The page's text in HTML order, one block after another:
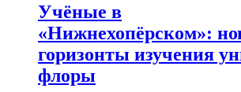
Учёные в
«Нижнехопёрском»:
горизонты изучения
флоры